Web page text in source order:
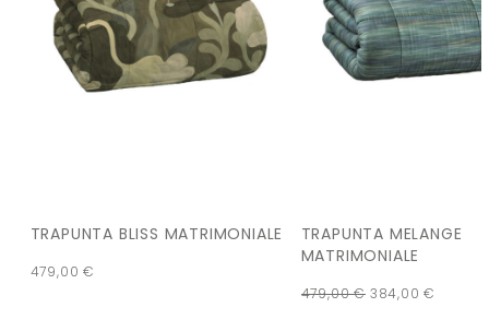
TRAPUNTA BLISS MATRIMONIALE
479,00€
TRAPUNTA MELANGE
MATRIMONIALE
479,00€ 384,00€